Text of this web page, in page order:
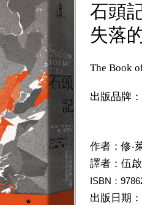
石頭
失落
The Book
出版品牌
作者：修‧
譯者： 伍
ISBN：
出版日期：